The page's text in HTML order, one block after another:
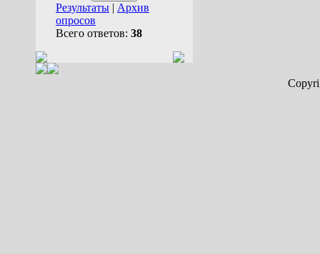
Результаты | Архив
опросов
Всего ответов: 38